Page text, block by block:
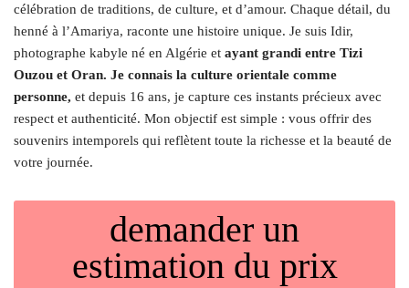
célébration de traditions, de culture, et d’amour. Chaque détail, du
henné à l’Amariya, raconte une histoire unique. Je suis Idir,
photographe kabyle né en Algérie et ayant grandi entre Tizi
Ouzou et Oran. Je connais la culture orientale comme
personne, et depuis 16 ans, je capture ces instants précieux avec
respect et authenticité. Mon objectif est simple : vous offrir des
souvenirs intemporels qui reflètent toute la richesse et la beauté de
votre journée.
demander un
estimation du prix